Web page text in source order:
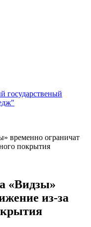
государственый
временно ограничат
покрытия
«Видзы»
из-за